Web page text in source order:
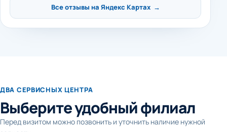
Все отзывы на Яндекс Картах →
ДВА СЕРВИСНЫХ ЦЕНТРА
Выберите удобный филиал
Перед визитом можно позвонить и уточнить наличие нужной